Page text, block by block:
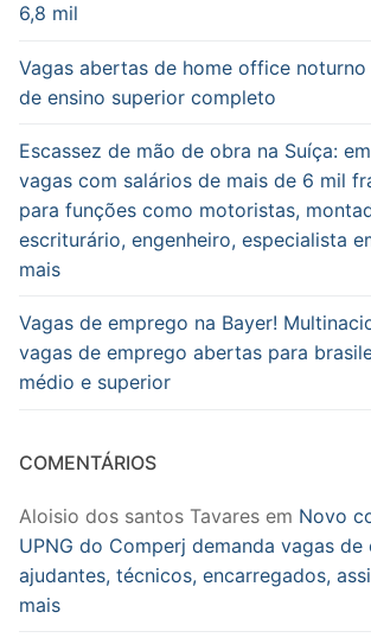
6,8 mil
Vagas abertas de home office
de ensino superior completo
Escassez de mão de obra na Suíça:
vagas com salários de mais de 6 mil
para funções como motoristas,
escriturário, engenheiro, especialista
mais
Vagas de emprego na Bayer!
vagas de emprego abertas para
médio e superior
COMENTÁRIOS
Aloisio dos santos Tavares em Novo
UPNG do Comperj demanda vagas de
ajudantes, técnicos, encarregados,
mais